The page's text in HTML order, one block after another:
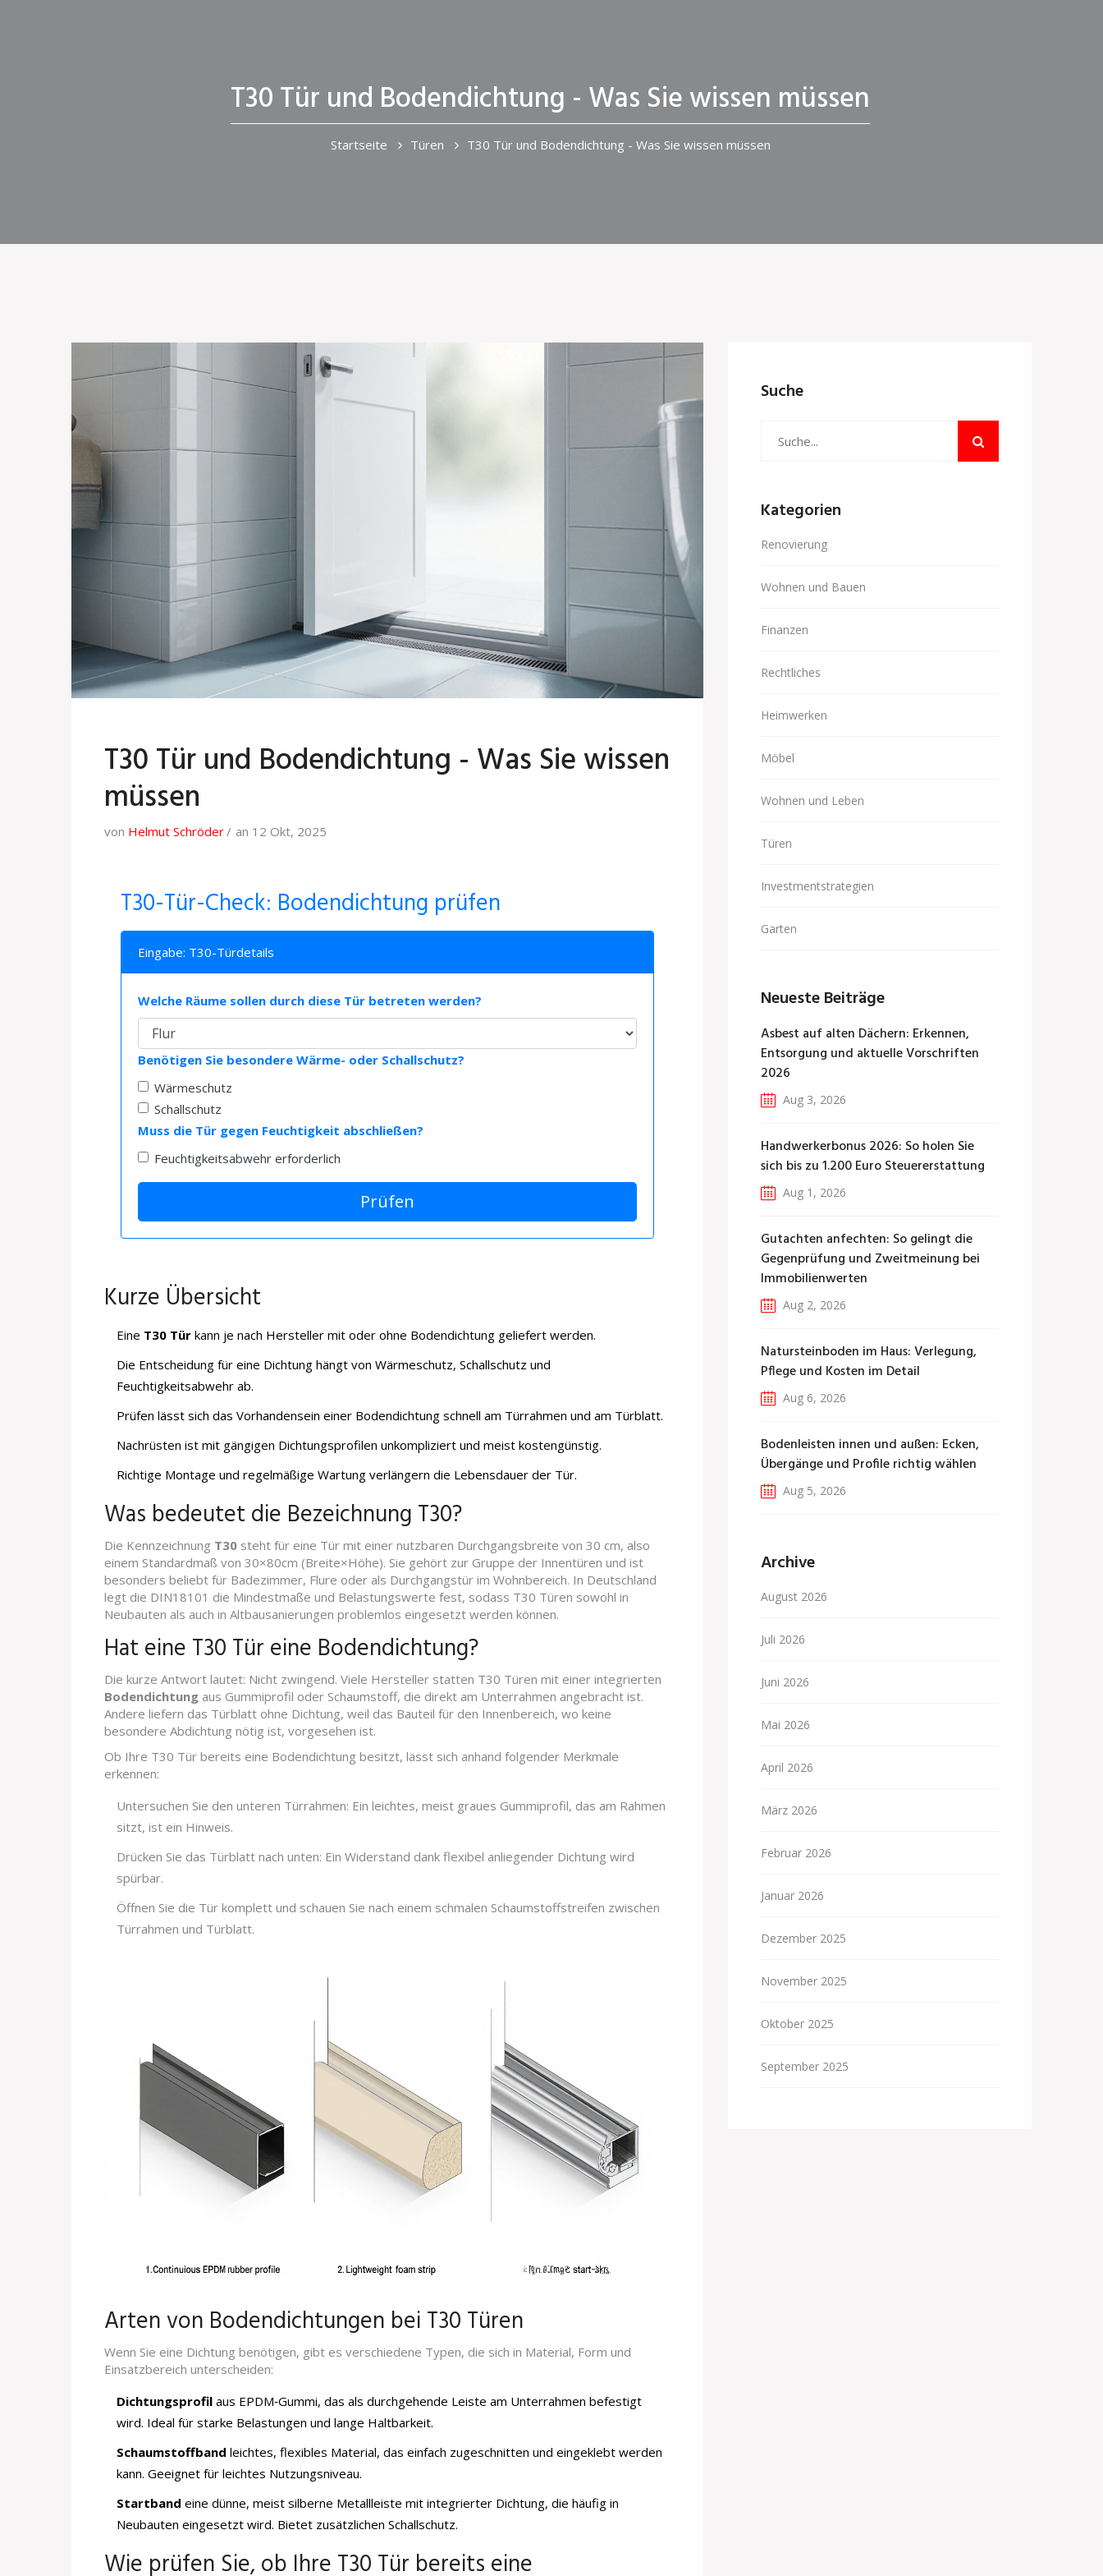
T30 Tür und Bodendichtung - Was Sie wissen müssen
Startseite Türen T30 Tür und Bodendichtung - Was Sie wissen müssen
T30 Tür und Bodendichtung - Was Sie wissen
müssen
von Helmut Schröder an 12 Okt, 2025
T30-Tür-Check: Bodendichtung prüfen
Eingabe: T30-Türdetails
Welche Räume sollen durch diese Tür betreten werden?
Benötigen Sie besondere Wärme- oder Schallschutz?
Wärmeschutz
Schallschutz
Muss die Tür gegen Feuchtigkeit abschließen?
Feuchtigkeitsabwehr erforderlich
Prüfen
Kurze Übersicht
Eine T30 Tür kann je nach Hersteller mit oder ohne Bodendichtung geliefert werden.
Die Entscheidung für eine Dichtung hängt von Wärmeschutz, Schallschutz und
Feuchtigkeitsabwehr ab.
Prüfen lässt sich das Vorhandensein einer Bodendichtung schnell am Türrahmen und am Türblatt.
Nachrüsten ist mit gängigen Dichtungsprofilen unkompliziert und meist kostengünstig.
Richtige Montage und regelmäßige Wartung verlängern die Lebensdauer der Tür.
Was bedeutet die Bezeichnung T30?
Die Kennzeichnung T30 steht für eine Tür mit einer nutzbaren Durchgangsbreite von 30 cm, also
einem Standardmaß von 30×80cm (Breite×Höhe). Sie gehört zur Gruppe der Innentüren und ist
besonders beliebt für Badezimmer, Flure oder als Durchgangstür im Wohnbereich. In Deutschland
legt die DIN18101 die Mindestmaße und Belastungswerte fest, sodass T30 Türen sowohl in
Neubauten als auch in Altbausanierungen problemlos eingesetzt werden können.
Hat eine T30 Tür eine Bodendichtung?
Die kurze Antwort lautet: Nicht zwingend. Viele Hersteller statten T30 Türen mit einer integrierten
Bodendichtung aus Gummiprofil oder Schaumstoff, die direkt am Unterrahmen angebracht ist.
Andere liefern das Türblatt ohne Dichtung, weil das Bauteil für den Innenbereich, wo keine
besondere Abdichtung nötig ist, vorgesehen ist.
Ob Ihre T30 Tür bereits eine Bodendichtung besitzt, lässt sich anhand folgender Merkmale
erkennen:
Untersuchen Sie den unteren Türrahmen: Ein leichtes, meist graues Gummiprofil, das am Rahmen
sitzt, ist ein Hinweis.
Drücken Sie das Türblatt nach unten: Ein Widerstand dank flexibel anliegender Dichtung wird
spürbar.
Öffnen Sie die Tür komplett und schauen Sie nach einem schmalen Schaumstoffstreifen zwischen
Türrahmen und Türblatt.
Arten von Bodendichtungen bei T30 Türen
Wenn Sie eine Dichtung benötigen, gibt es verschiedene Typen, die sich in Material, Form und
Einsatzbereich unterscheiden:
Dichtungsprofil aus EPDM‑Gummi, das als durchgehende Leiste am Unterrahmen befestigt
wird. Ideal für starke Belastungen und lange Haltbarkeit.
Schaumstoffband leichtes, flexibles Material, das einfach zugeschnitten und eingeklebt werden
kann. Geeignet für leichtes Nutzungsniveau.
Startband eine dünne, meist silberne Metallleiste mit integrierter Dichtung, die häufig in
Neubauten eingesetzt wird. Bietet zusätzlichen Schallschutz.
Wie prüfen Sie, ob Ihre T30 Tür bereits eine
Suche
Kategorien
Renovierung
Wohnen und Bauen
Finanzen
Rechtliches
Heimwerken
Möbel
Wohnen und Leben
Türen
Investmentstrategien
Garten
Neueste Beiträge
Asbest auf alten Dächern: Erkennen,
Entsorgung und aktuelle Vorschriften
2026
Aug 3, 2026
Handwerkerbonus 2026: So holen Sie
sich bis zu 1.200 Euro Steuererstattung
Aug 1, 2026
Gutachten anfechten: So gelingt die
Gegenprüfung und Zweitmeinung bei
Immobilienwerten
Aug 2, 2026
Natursteinboden im Haus: Verlegung,
Pflege und Kosten im Detail
Aug 6, 2026
Bodenleisten innen und außen: Ecken,
Übergänge und Profile richtig wählen
Aug 5, 2026
Archive
August 2026
Juli 2026
Juni 2026
Mai 2026
April 2026
März 2026
Februar 2026
Januar 2026
Dezember 2025
November 2025
Oktober 2025
September 2025